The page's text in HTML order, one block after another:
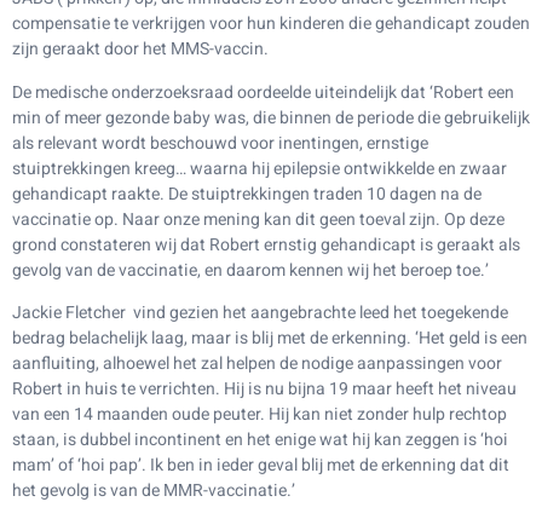
compensatie te verkrijgen voor hun kinderen die gehandicapt zouden
zijn geraakt door het MMS-vaccin.
De medische onderzoeksraad oordeelde uiteindelijk dat ‘Robert een
min of meer gezonde baby was, die binnen de periode die gebruikelijk
als relevant wordt beschouwd voor inentingen, ernstige
stuiptrekkingen kreeg… waarna hij epilepsie ontwikkelde en zwaar
gehandicapt raakte. De stuiptrekkingen traden 10 dagen na de
vaccinatie op. Naar onze mening kan dit geen toeval zijn. Op deze
grond constateren wij dat Robert ernstig gehandicapt is geraakt als
gevolg van de vaccinatie, en daarom kennen wij het beroep toe.’
Jackie Fletcher vind gezien het aangebrachte leed het toegekende
bedrag belachelijk laag, maar is blij met de erkenning. ‘Het geld is een
aanfluiting, alhoewel het zal helpen de nodige aanpassingen voor
Robert in huis te verrichten. Hij is nu bijna 19 maar heeft het niveau
van een 14 maanden oude peuter. Hij kan niet zonder hulp rechtop
staan, is dubbel incontinent en het enige wat hij kan zeggen is ‘hoi
mam’ of ‘hoi pap’. Ik ben in ieder geval blij met de erkenning dat dit
het gevolg is van de MMR-vaccinatie.’